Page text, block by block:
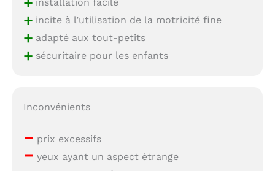
+incite à l’utilisation de la motricité fine
+adapté aux tout-petits
+sécuritaire pour les enfants
Inconvénients
– prix excessifs
– yeux ayant un aspect étrange